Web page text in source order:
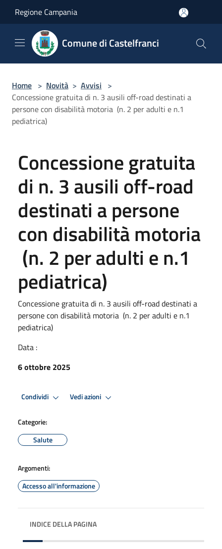
Regione Campania
Comune di Castelfranci
Home > Novità > Avvisi >
Concessione gratuita di n. 3 ausili off-road destinati a
persone con disabilità motoria (n. 2 per adulti e n.1
pediatrica)
Concessione gratuita
di n. 3 ausili off-road
destinati a persone
con disabilità motoria
(n. 2 per adulti e n.1
pediatrica)
Concessione gratuita di n. 3 ausili off-road destinati a
persone con disabilità motoria (n. 2 per adulti e n.1
pediatrica)
Data :
6 ottobre 2025
Condividi Vedi azioni
Categorie:
Salute
Argomenti:
Accesso all'informazione
INDICE DELLA PAGINA